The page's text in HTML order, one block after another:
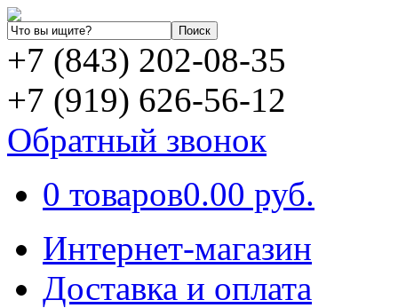
+7 (843) 202-08-35
+7 (919) 626-56-12
Обратный звонок
0 товаров0.00 руб.
Интернет-магазин
Доставка и оплата